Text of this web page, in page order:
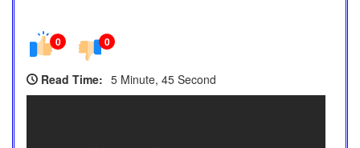
0 0
Read Time: 5 Minute, 45 Second